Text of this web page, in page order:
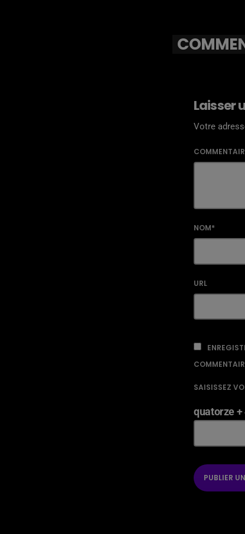
Laisser
Votre
NOM*
URL
SAISISSEZ
quatorze +